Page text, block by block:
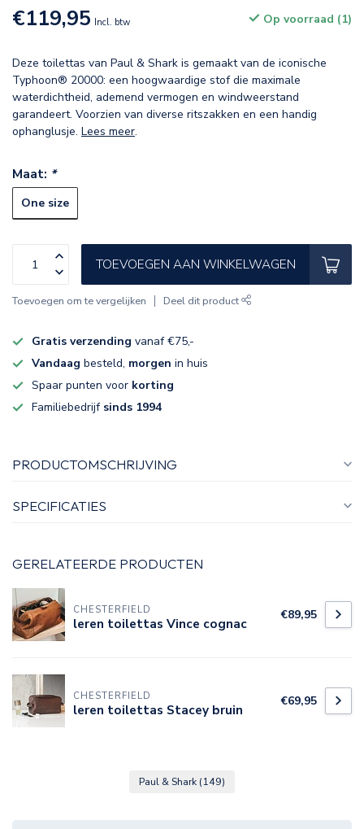
€119,95 Incl. btw Op voorraad (1)
Deze toilettas van Paul & Shark is gemaakt van de iconische
Typhoon® 20000: een hoogwaardige stof die maximale
waterdichtheid, ademend vermogen en windweerstand
garandeert. Voorzien van diverse ritszakken en een handig
ophanglusje. Lees meer.
Maat: *
One size
TOEVOEGEN AAN WINKELWAGEN
Toevoegen om te vergelijken Deel dit product
Gratis verzending vanaf €75,-
Vandaag besteld, morgen in huis
Spaar punten voor korting
Familiebedrijf sinds 1994
PRODUCTOMSCHRIJVING
SPECIFICATIES
GERELATEERDE PRODUCTEN
CHESTERFIELD
leren toilettas Vince cognac €89,95
CHESTERFIELD
leren toilettas Stacey bruin €69,95
Paul & Shark (149)